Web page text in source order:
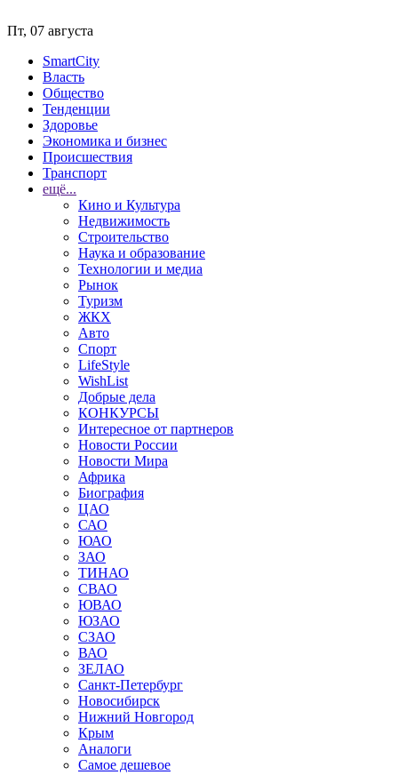
Пт, 07 августа
SmartCity
Власть
Общество
Тенденции
Здоровье
Экономика и бизнес
Происшествия
Транспорт
ещё...
Кино и Культура
Недвижимость
Строительство
Наука и образование
Технологии и медиа
Рынок
Туризм
ЖКХ
Авто
Спорт
LifeStyle
WishList
Добрые дела
КОНКУРСЫ
Интересное от партнеров
Новости России
Новости Мира
Африка
Биография
ЦАО
САО
ЮАО
ЗАО
ТИНАО
СВАО
ЮВАО
ЮЗАО
СЗАО
ВАО
ЗЕЛАО
Санкт-Петербург
Новосибирск
Нижний Новгород
Крым
Аналоги
Самое дешевое